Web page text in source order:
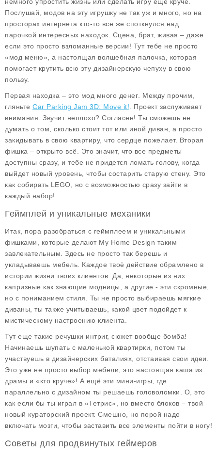
Послушай, модов на эту игрушку не так уж и много, но на
просторах интернета кто-то все же споткнулся над
парочкой интересных находок. Сцена, брат, живая – даже
если это просто взломанные версии! Тут тебе не просто
«мод меню», а настоящая волшебная палочка, которая
помогает крутить всю эту дизайнерскую чепуху в свою
пользу.
Первая находка – это мод много денег . Между прочим,
гляньте Car Parking Jam 3D: Move it! . Проект заслуживает
внимания. Звучит неплохо? Согласен! Ты сможешь не
думать о том, сколько стоит тот или иной диван, а просто
закидывать в свою квартиру, что сердце пожелает. Вторая
фишка – открыто всё . Это значит, что все предметы
доступны сразу, и тебе не придется ломать голову, когда
выйдет новый уровень, чтобы состарить старую стену. Это
как собирать LEGO, но с возможностью сразу зайти в
каждый набор!
Геймплей и уникальные механики
Итак, пора разобраться с геймплеем и уникальными
фишками, которые делают My Home Design таким
завлекательным. Здесь не просто так берешь и
укладываешь мебель. Каждое твоё действие обрамлено в
истории жизни твоих клиентов. Да, некоторые из них
капризные как знающие модницы, а другие - эти скромные,
но с пониманием стиля. Ты не просто выбираешь мягкие
диваны, ты также учитываешь, какой цвет подойдет к
мистическому настроению клиента.
Тут еще такие речушки интриг, сюжет вообще бомба!
Начинаешь шупать с маленькой квартирки, потом ты
участвуешь в дизайнерских баталиях, отстаивая свои идеи.
Это уже не просто выбор мебели, это настоящая каша из
драмы и «кто круче»! А ещё эти мини-игры, где
параллельно с дизайном ты решаешь головоломки. О, это
как если бы ты играл в «Тетрис», но вместо блоков – твой
новый кураторский проект. Смешно, но порой надо
включать мозги, чтобы заставить все элементы пойти в ногу!
Советы для продвинутых геймеров